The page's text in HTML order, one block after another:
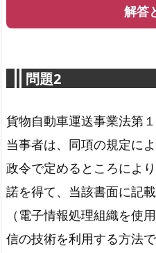
解答
私的独占の禁止及び公正取引の
問題2
貨物自動車運送事業法第
当事者は、同項の規定に
政令で定めるところによ
諾を得て、当該書面に記
（電子情報処理組織を使
信の技術を利用する方法